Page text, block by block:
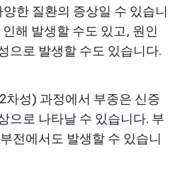
한 질환의 증상일 수 있습니
해 발생할 수도 있고, 원인
으로 발생할 수도 있습니다.
차성) 과정에서 부종은 신증
으로 나타날 수 있습니다. 부
전에서도 발생할 수 있습니